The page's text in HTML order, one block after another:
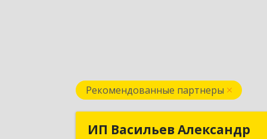
Рекомендованные партнеры
ИП Васильев Александр
ИП Васильев Александр